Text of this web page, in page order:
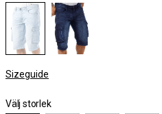
Sizeguide
Välj storlek